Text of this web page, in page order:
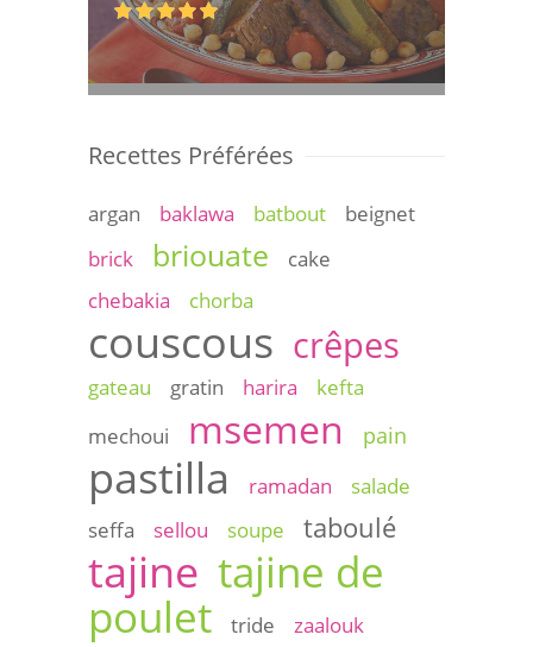
Recettes Préférées
argan baklawa batbout
beignet
brick
briouate
cake
chebakia
chorba
couscous crêpes
gateau gratin harira
kefta
mechoui
msemen pain
pastilla ramadan
salade
seffa
sellou soupe taboulé
tajine tajine de
poulet
tride
zaalouk